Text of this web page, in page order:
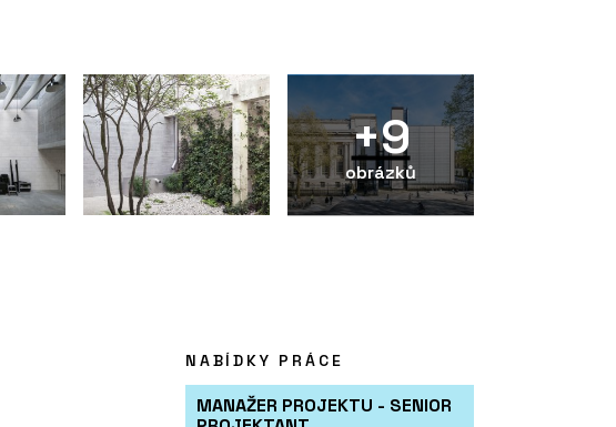
+9
obrázků
NABÍDKY PRÁCE
MANAŽER PROJEKTU - SENIOR